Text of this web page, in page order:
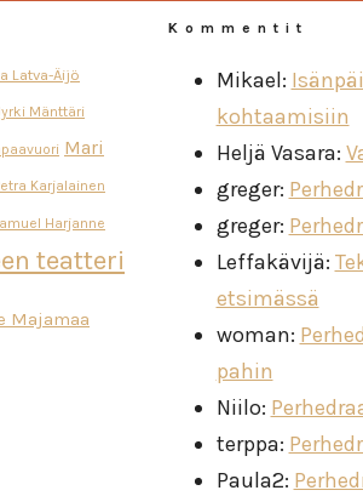
Latva-Äijö
Mänttäri
Mari
Karjalainen
Harjanne
teatteri
Majamaa
Kommentit
Mikael:
kohtaamisiin
Heljä Vasara:
greger:
greger:
Leffakävijä:
etsimässä
woman:
pahin
Niilo:
terppa:
Paula2: